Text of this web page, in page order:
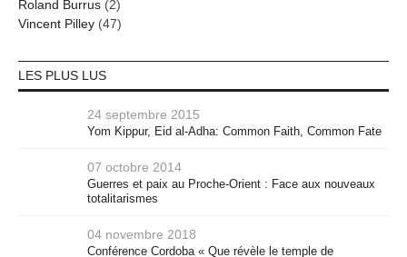
Roland Burrus (2)
Vincent Pilley (47)
LES PLUS LUS
24 septembre 2015
Yom Kippur, Eid al-Adha: Common Faith, Common Fate
07 octobre 2014
Guerres et paix au Proche-Orient : Face aux nouveaux
totalitarismes
04 novembre 2018
Conférence Cordoba « Que révèle le temple de